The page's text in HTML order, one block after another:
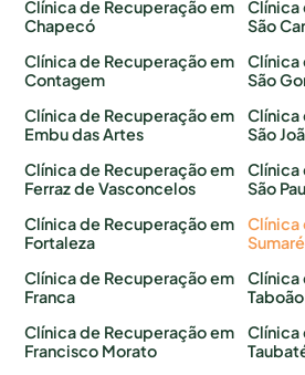
Clínica de Recuperação em
Chapecó
Clínica de Recuperação em
Contagem
Clínica de Recuperação em
Embu das Artes
Clínica de Recuperação em
Ferraz de Vasconcelos
Clínica de Recuperação em
Fortaleza
Clínica de Recuperação em
Franca
Clínica de Recuperação em
Francisco Morato
Clínica
São
Clínica
São
Clínica
São
Clínica
São
Clínica
Sumaré
Clínica
Clínica